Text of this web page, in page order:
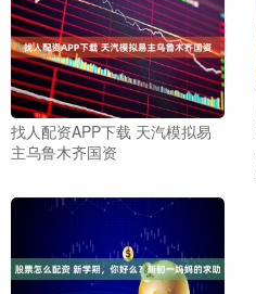
找人配资APP下载 天汽模拟易
主乌鲁木齐国资